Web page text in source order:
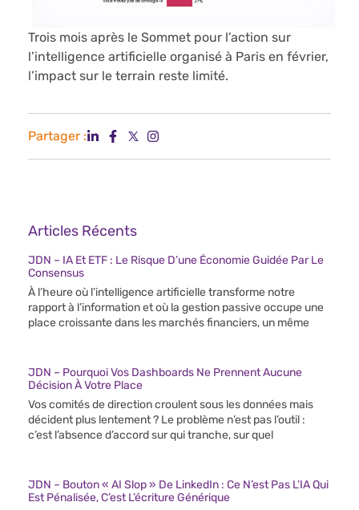
Trois mois après le Sommet pour l’action sur
l’intelligence artificielle organisé à Paris en février,
l’impact sur le terrain reste limité.
Partager :
Articles Récents
JDN – IA Et ETF : Le Risque D’une Économie Guidée Par Le
Consensus
À l’heure où l’intelligence artificielle transforme notre
rapport à l’information et où la gestion passive occupe une
place croissante dans les marchés financiers, un même
JDN – Pourquoi Vos Dashboards Ne Prennent Aucune
Décision À Votre Place
Vos comités de direction croulent sous les données mais
décident plus lentement ? Le problème n’est pas l’outil :
c’est l’absence d’accord sur qui tranche, sur quel
JDN – Bouton « AI Slop » De LinkedIn : Ce N’est Pas L’IA Qui
Est Pénalisée, C’est L’écriture Générique